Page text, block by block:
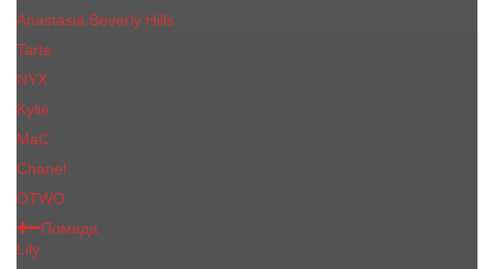
Anastasia Beverly Hills
Tarte
NYX
Kylie
MaC
Сhanеl
OTWO
Помада
Lily